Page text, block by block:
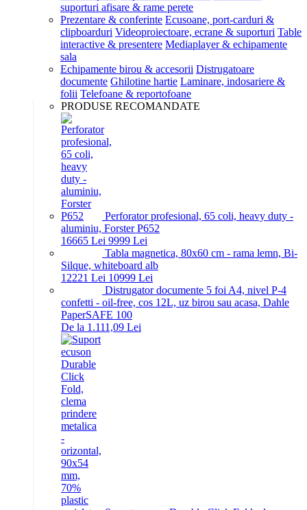
suporturi afisare & rame perete
Prezentare & conferinte Ecusoane, port-carduri &
clipboarduri Videoproiectoare, ecrane & suporturi Table
interactive & presentere Mediaplayer & echipamente
sala
Echipamente birou & accesorii Distrugatoare
documente Ghilotine hartie Laminare, indosariere &
folii Telefoane & reportofoane
PRODUSE RECOMANDATE
Perforator profesional, 65 coli, heavy duty -
aluminiu, Forster P652
16665 Lei 9999 Lei
Tabla magnetica, 80x60 cm - rama lemn, Bi-
Silque, whiteboard alb
12221 Lei 10999 Lei
Distrugator documente 5 foi A4, nivel P-4
confetti - oil-free, cos 12L, uz birou sau acasa, Dahle
PaperSAFE 100
De la 1.111,09 Lei